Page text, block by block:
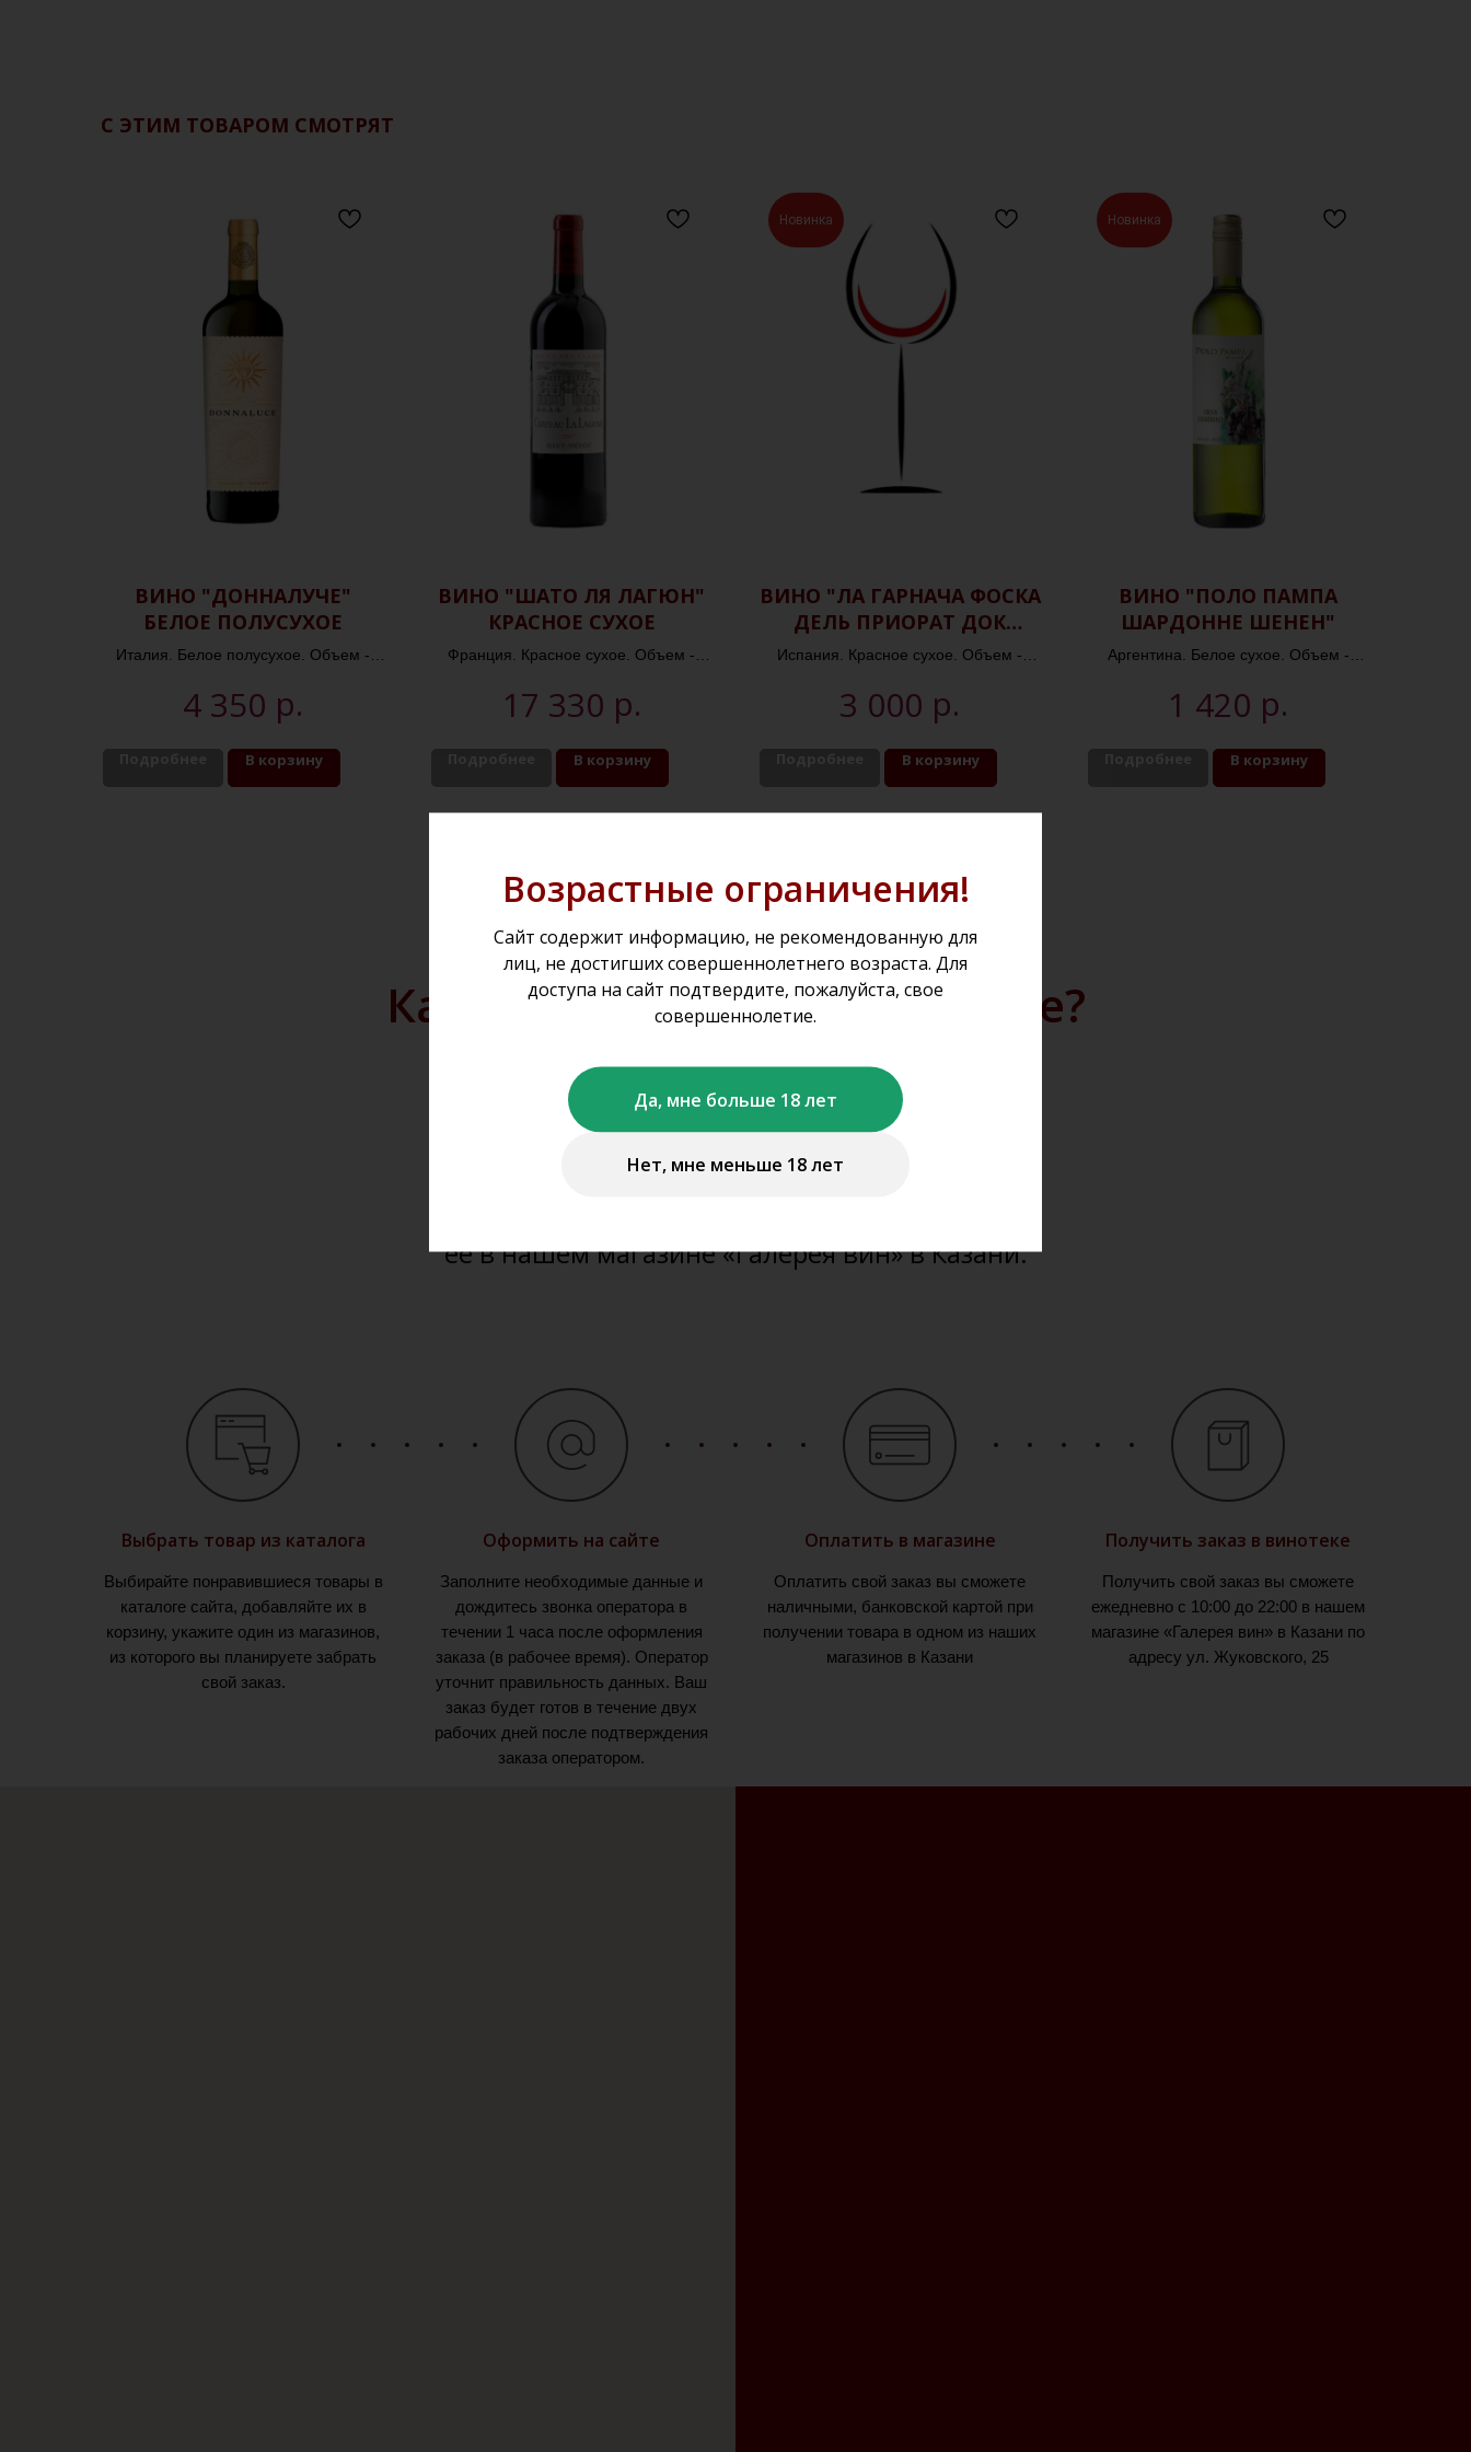
Возрастные ограничения!
Сайт содержит информацию, не рекомендованную для
лиц, не достигших совершеннолетнего возраста. Для
доступа на сайт подтвердите, пожалуйста, свое
совершеннолетие.
Да, мне больше 18 лет
Нет, мне меньше 18 лет
С ЭТИМ ТОВАРОМ СМОТРЯТ
ВИНО "ДОННАЛУЧЕ"
БЕЛОЕ ПОЛУСУХОЕ
Италия. Белое полусухое. Объем -
4 350 р.
В корзину
ВИНО "ШАТО ЛЯ ЛАГЮН"
КРАСНОЕ СУХОЕ
Франция. Красное сухое. Объем -
17 330 р.
В корзину
Новинка
ВИНО "ЛА ГАРНАЧА ФОСКА
ДЕЛЬ ПРИОРАТ ДОК
ПРИОРАТ"
Испания. Красное сухое. Объем -
3 000 р.
В корзину
Новинка
ВИНО "ПОЛО ПАМПА
ШАРДОННЕ ШЕНЕН"
Аргентина. Белое сухое. Объем -
1 420 р.
В корзину
Как оформить заказ на сайте?
Мы не осуществляем дистанционную продажу
и доставку алкогольной и табачной продукции.
Вы можете забронировать представленную на
её в нашем магазине «Галерея вин» в Казани.
Выбрать товар из каталога
Выбирайте понравившиеся товары в
каталоге сайта, добавляйте их в
корзину, укажите один из магазинов,
из которого вы планируете забрать
свой заказ.
Оформить на сайте
Заполните необходимые данные и
дождитесь звонка оператора в
течении 1 часа после оформления
заказа (в рабочее время). Оператор
уточнит правильность данных. Ваш
заказ будет готов в течение двух
рабочих дней после подтверждения
заказа оператором.
Оплатить в магазине
Оплатить свой заказ вы сможете
наличными, банковской картой при
получении товара в одном из наших
магазинов в Казани
Получить заказ в винотеке
Получить свой заказ вы сможете
ежедневно с 10:00 до 22:00 в нашем
магазине «Галерея вин» в Казани по
адресу ул. Жуковского, 25